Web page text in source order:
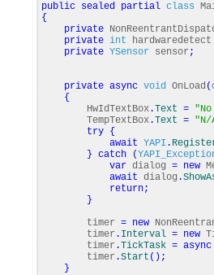
public sealed partial class
{
private
private int hardwaredetect
private YSensor sensor ;
private async void OnLoad (
{
HwIdTextBox .Text =
TempTextBox .Text = "N/
try {
await YAPI .
} catch (
var dialog = new
await dialog .
return;
}
timer = new
timer . Interval = new
timer .TickTask = async
timer .Start ( ) ;
}